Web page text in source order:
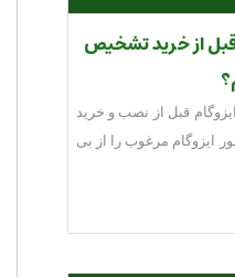
قبل از خرید تشخیص
قبل از نصب و خرید
ایزوگام مرغوب را از بی